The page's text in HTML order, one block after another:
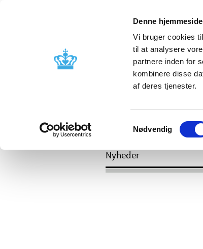
Denne
Vi bruger cookies
til at analysere
partnere inden for
kombinere disse
af deres tjenester.
Samtykkevalg
Nødvendig
Godkendelse og
/ 2017
Nyheder